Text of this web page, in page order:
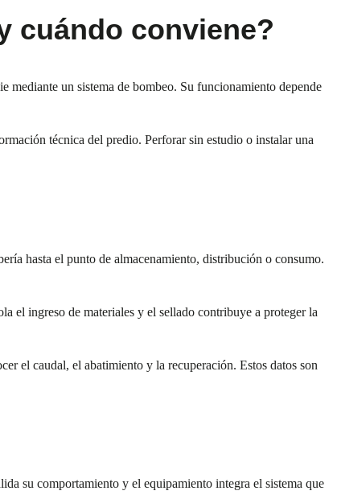
cuándo conviene?
mediante un sistema de bombeo. Su funcionamiento depende
técnica del predio. Perforar sin estudio o instalar una
hasta el punto de almacenamiento, distribución o consumo.
el ingreso de materiales y el sellado contribuye a proteger la
el caudal, el abatimiento y la recuperación. Estos datos son
su comportamiento y el equipamiento integra el sistema que